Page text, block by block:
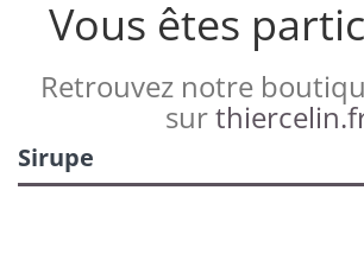
Vous êtes
Retrouvez notre
sur
Sirupe